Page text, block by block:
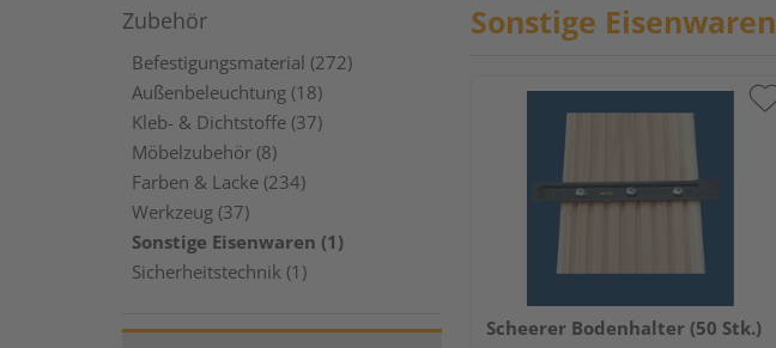
Zubehör
Befestigungsmaterial (272)
Außenbeleuchtung (18)
Kleb- & Dichtstoffe (37)
Möbelzubehör (8)
Farben & Lacke (234)
Werkzeug (37)
Sonstige Eisenwaren (1)
Sicherheitstechnik (1)
Sonstige Eisenwaren
Scheerer Bodenhalter (50 Stk.)